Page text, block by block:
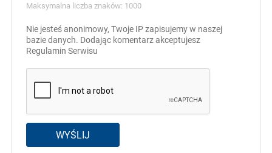
Maksymalna liczba znaków: 1000
Nie jesteś anonimowy, Twoje IP zapisujemy w naszej
bazie danych. Dodając komentarz akceptujesz
Regulamin Serwisu
WYŚLIJ